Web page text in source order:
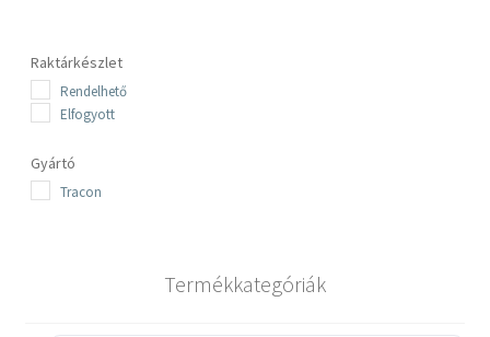
Raktárkészlet
Rendelhető
Elfogyott
Gyártó
Tracon
Termékkategóriák